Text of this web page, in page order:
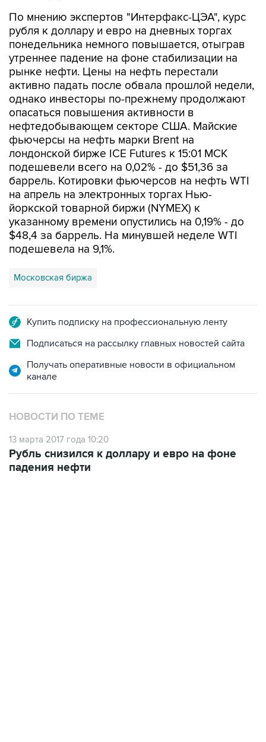
По мнению экспертов "Интерфакс-ЦЭА", курс
рубля к доллару и евро на дневных торгах
понедельника немного повышается, отыграв
утреннее падение на фоне стабилизации на
рынке нефти. Цены на нефть перестали
активно падать после обвала прошлой недели,
однако инвесторы по-прежнему продолжают
опасаться повышения активности в
нефтедобывающем секторе США. Майские
фьючерсы на нефть марки Brent на
лондонской бирже ICE Futures к 15:01 МСК
подешевели всего на 0,02% - до $51,36 за
баррель. Котировки фьючерсов на нефть WTI
на апрель на электронных торгах Нью-
йоркской товарной биржи (NYMEX) к
указанному времени опустились на 0,19% - до
$48,4 за баррель. На минувшей неделе WTI
подешевела на 9,1%.
Московская биржа
Купить подписку на профессиональную ленту
Подписаться на рассылку главных новостей сайта
Получать оперативные новости в официальном
канале
НОВОСТИ ПО ТЕМЕ
13 марта 2017 года 10:20
Рубль снизился к доллару и евро на фоне
падения нефти